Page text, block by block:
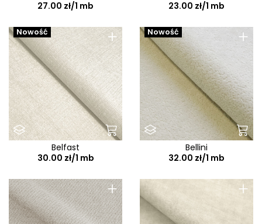
27.00 zł/1 mb
23.00 zł/1 mb
+
Nowość
Belfast
30.00 zł/1 mb
+
Nowość
Bellini
32.00 zł/1 mb
+ +